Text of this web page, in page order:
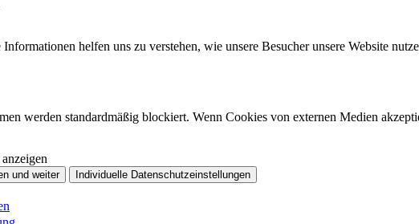
helfen uns zu verstehen, wie unsere Besucher unsere Website
werden standardmäßig blockiert. Wenn Cookies von externen Medien
und weiter Individuelle Datenschutzeinstellungen